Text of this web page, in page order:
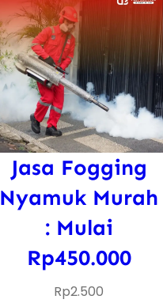
Jasa Fogging
Nyamuk Murah
: Mulai
Rp450.000
Rp2.500